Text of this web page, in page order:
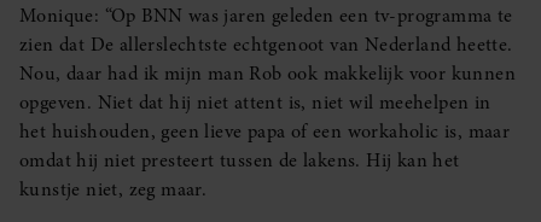
Monique: “Op BNN was jaren geleden een tv-programma te
zien dat De allerslechtste echtgenoot van Nederland heette.
Nou, daar had ik mijn man Rob ook makkelijk voor kunnen
opgeven. Niet dat hij niet attent is, niet wil meehelpen in
het huishouden, geen lieve papa of een workaholic is, maar
omdat hij niet presteert tussen de lakens. Hij kan het
kunstje niet, zeg maar.